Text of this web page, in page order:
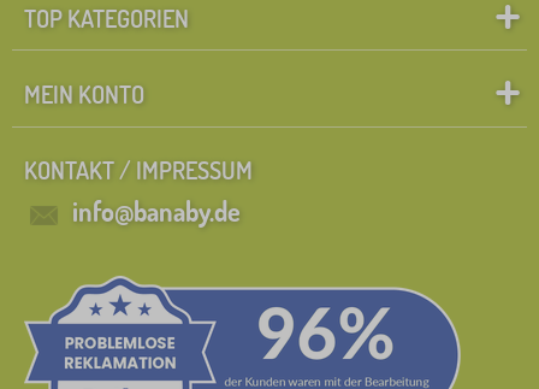
TOP KATEGORIEN
MEIN KONTO
KONTAKT / IMPRESSUM
info@banaby.de